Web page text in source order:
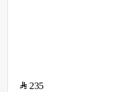
235
$